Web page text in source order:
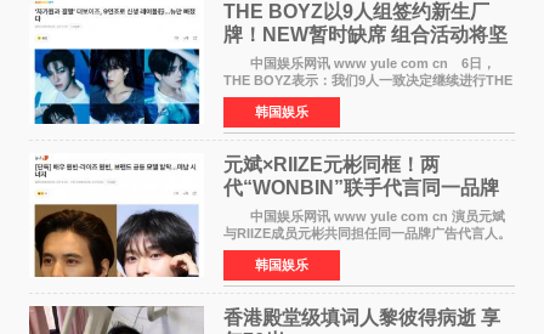
THE BOYZ以9人组签约新生厂
牌！NEW暂时缺席 组合活动将坚
定不移继续
中国娱乐网讯 www yule com cn 6日，
THE BOYZ表示：我们9人一致决定继续进行THE
BOYZ组合活动，并且已经完成了组合团体活动
签约。目前正在新生厂牌下进行活动准备。尚未
离开THE BOYZ原所
韩国娱乐
元斌×RIIZE元彬同框！两
代“WONBIN”联手代言同一品牌
颜值天花板合体
中国娱乐网讯 www yule com cn 演员元斌
与RIIZE成员元彬共同担任同一品牌广告代言人。
6日据独家报道，继演员元斌之后，RIIZE元彬最
近也被选为某在线中介平台A公司的共同广告代言
人，两人将作
韩国娱乐
香港殿堂级填词人黎彼得病逝 享